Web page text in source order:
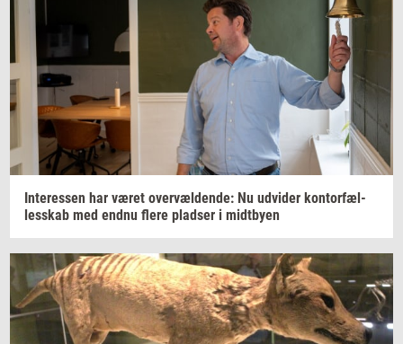
In­ter­es­sen har været over­væl­den­de: Nu ud­vi­der kon­tor­fæl­
les­skab med endnu flere plad­ser i midt­by­en